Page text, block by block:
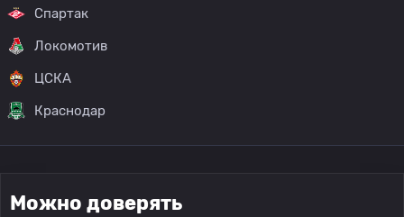
Спартак
Локомотив
ЦСКА
Краснодар
Можно доверять